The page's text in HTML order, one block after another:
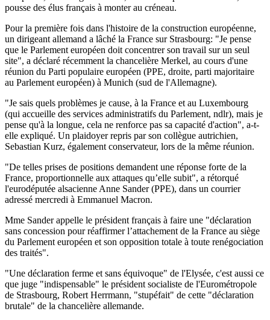
pousse des élus français à monter au créneau.
Pour la première fois dans l'histoire de la construction européenne,
un dirigeant allemand a lâché la France sur Strasbourg: "Je pense
que le Parlement européen doit concentrer son travail sur un seul
site", a déclaré récemment la chancelière Merkel, au cours d'une
réunion du Parti populaire européen (PPE, droite, parti majoritaire
au Parlement européen) à Munich (sud de l'Allemagne).
"Je sais quels problèmes je cause, à la France et au Luxembourg
(qui accueille des services administratifs du Parlement, ndlr), mais je
pense qu'à la longue, cela ne renforce pas sa capacité d'action", a-t-
elle expliqué. Un plaidoyer repris par son collègue autrichien,
Sebastian Kurz, également conservateur, lors de la même réunion.
"De telles prises de positions demandent une réponse forte de la
France, proportionnelle aux attaques qu’elle subit", a rétorqué
l'eurodéputée alsacienne Anne Sander (PPE), dans un courrier
adressé mercredi à Emmanuel Macron.
Mme Sander appelle le président français à faire une "déclaration
sans concession pour réaffirmer l’attachement de la France au siège
du Parlement européen et son opposition totale à toute renégociation
des traités".
"Une déclaration ferme et sans équivoque" de l'Elysée, c'est aussi ce
que juge "indispensable" le président socialiste de l'Eurométropole
de Strasbourg, Robert Herrmann, "stupéfait" de cette "déclaration
brutale" de la chancelière allemande.